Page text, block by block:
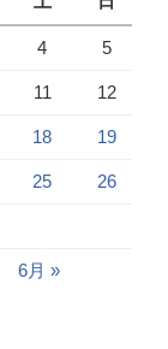
4 5
11 12
18 19
25 26
6月 »